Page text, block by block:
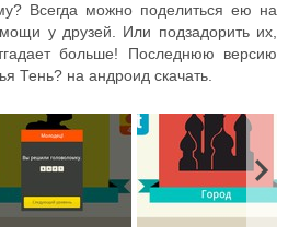
Всегда можно поделиться ею на
у друзей. Или подзадорить их,
больше! Последнюю версию
Тень? на андроид скачать.